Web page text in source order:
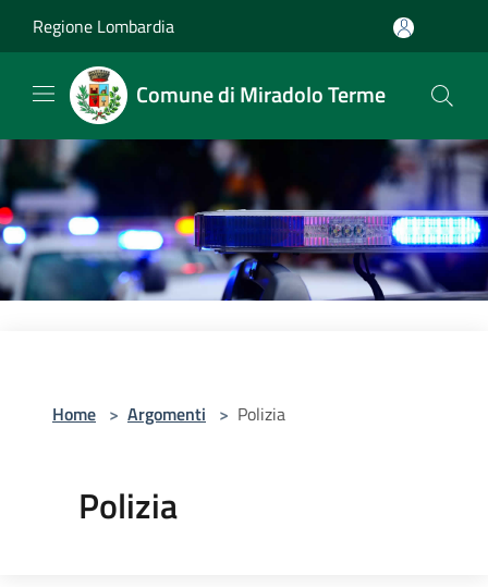
Regione Lombardia
Comune di Miradolo Terme
Home > Argomenti > Polizia
Polizia